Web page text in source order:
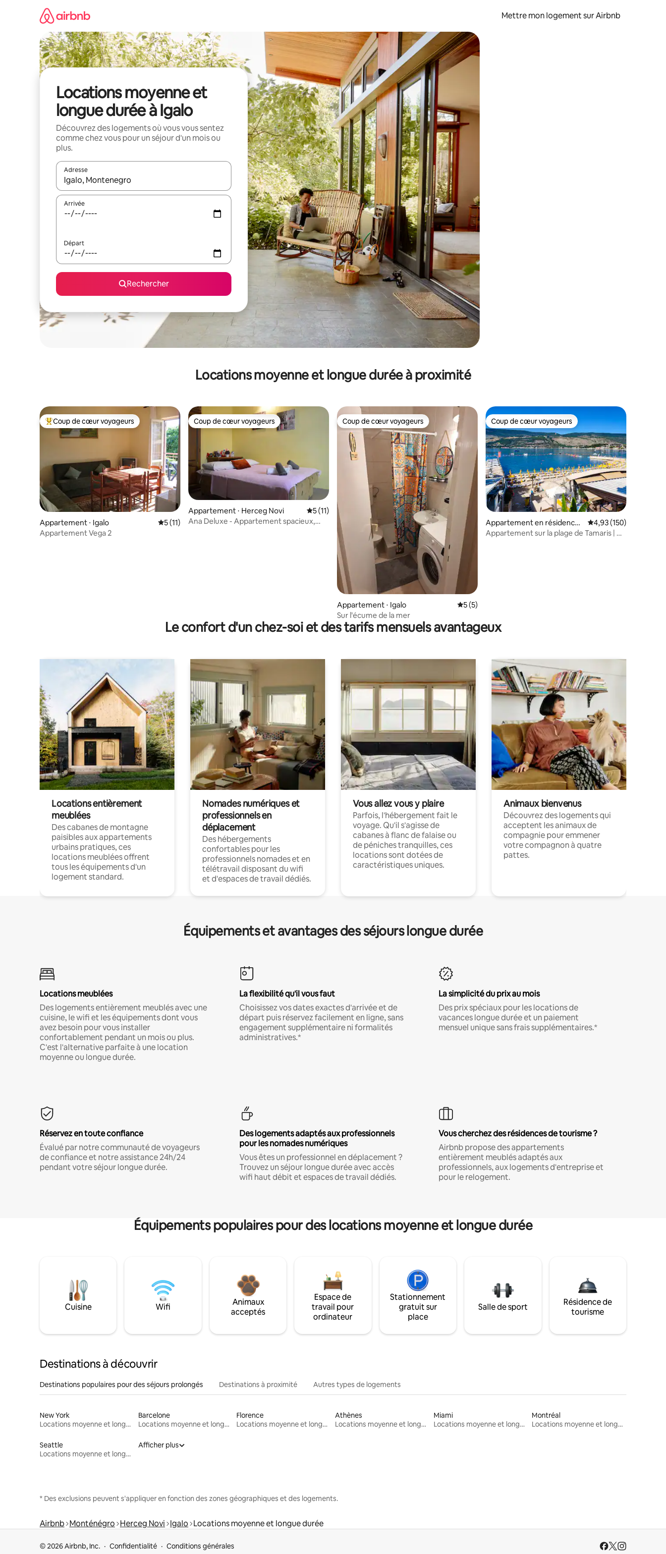
Mettre mon logement sur Airbnb
Locations moyenne et
longue durée à Igalo
Découvrez des logements où vous vous sentez
comme chez vous pour un séjour d'un mois ou
plus.
Adresse
Lorsque les résultats s'affichent, utilisez les flèches vers le haut et vers le bas pour les parcourir ou en appuyant et en faisant glisser.
Arrivée
Départ
Rechercher
Locations moyenne et longue durée à proximité
Coups de cœur voyageurs les plus appréciés
Coup de cœur voyageurs
Appartement ⋅ Igalo Évaluation moyenne sur la base de 11 commentaires : 5 sur 5
5 (11)
Appartement Vega 2
Coup de cœur voyageurs
Coup de cœur voyageurs
Appartement ⋅ Herceg Novi Évaluation moyenne sur la base de 11 commentaires : 5 sur 5
5 (11)
Ana Deluxe - Appartement spacieux,
Coup de cœur voyageurs
Coup de cœur voyageurs
Appartement ⋅ Igalo Évaluation moyenne sur la base de 5 commentaires : 5 sur 5
5 (5)
Sur l'écume de la mer
Coup de cœur voyageurs
Coup de cœur voyageurs
Appartement en résidence ⋅
Herceg Novi
Évaluation moyenne
4,93 (150)
Appartement sur la plage de Tamaris | À
Le confort d'un chez-soi et des tarifs mensuels avantageux
Locations entièrement
meublées
Des cabanes de montagne
paisibles aux appartements
urbains pratiques, ces
locations meublées offrent
tous les équipements d'un
logement standard.
Nomades numériques et
professionnels en
déplacement
Des hébergements
confortables pour les
professionnels nomades et en
télétravail disposant du wifi
et d'espaces de travail dédiés.
Vous allez vous y plaire
Parfois, l'hébergement fait le
voyage. Qu'il s'agisse de
cabanes à flanc de falaise ou
de péniches tranquilles, ces
locations sont dotées de
caractéristiques uniques.
Animaux bienvenus
Découvrez des logements qui
acceptent les animaux de
compagnie pour emmener
votre compagnon à quatre
pattes.
Équipements et avantages des séjours longue durée
Locations meublées
Des logements entièrement meublés avec une
cuisine, le wifi et les équipements dont vous
avez besoin pour vous installer
confortablement pendant un mois ou plus.
C'est l'alternative parfaite à une location
moyenne ou longue durée.
La flexibilité qu'il vous faut
Choisissez vos dates exactes d'arrivée et de
départ puis réservez facilement en ligne, sans
engagement supplémentaire ni formalités
administratives.*
La simplicité du prix au mois
Des prix spéciaux pour les locations de
vacances longue durée et un paiement
mensuel unique sans frais supplémentaires.*
Réservez en toute confiance
Évalué par notre communauté de voyageurs
de confiance et notre assistance 24h/24
pendant votre séjour longue durée.
Des logements adaptés aux professionnels
pour les nomades numériques
Vous êtes un professionnel en déplacement ?
Trouvez un séjour longue durée avec accès
wifi haut débit et espaces de travail dédiés.
Vous cherchez des résidences de tourisme ?
Airbnb propose des appartements
entièrement meublés adaptés aux
professionnels, aux logements d'entreprise et
pour le relogement.
Équipements populaires pour des locations moyenne et longue durée
Cuisine Wifi
Animaux
acceptés
Espace de
travail pour
ordinateur
Stationnement
gratuit sur
place
Salle de sport
Résidence de
tourisme
Destinations à découvrir
Destinations populaires pour des séjours prolongés Destinations à proximité Autres types de logements
New York
Locations moyenne et longue durée
Barcelone
Locations moyenne et longue durée
Florence
Locations moyenne et longue durée
Athènes
Locations moyenne et longue durée
Miami
Locations moyenne et longue durée
Montréal
Locations moyenne et longue durée
Seattle
Locations moyenne et longue durée
Afficher plus
* Des exclusions peuvent s'appliquer en fonction des zones géographiques et des logements.
Airbnb Monténégro Herceg Novi Igalo Locations moyenne et longue durée
© 2026 Airbnb, Inc. Confidentialité Conditions générales